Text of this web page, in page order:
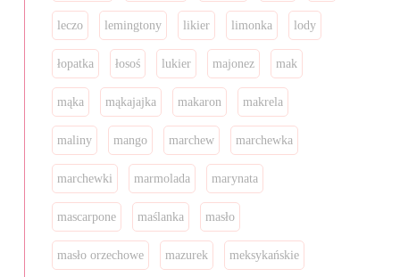
leczo lemingtony likier limonka lody
łopatka łosoś lukier majonez mak
mąka mąkajajka makaron makrela
maliny mango marchew marchewka
marchewki marmolada marynata
mascarpone maślanka masło
masło orzechowe mazurek meksykańskie